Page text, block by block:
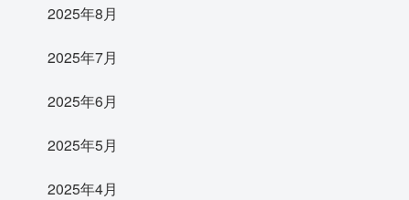
2025年8月
2025年7月
2025年6月
2025年5月
2025年4月